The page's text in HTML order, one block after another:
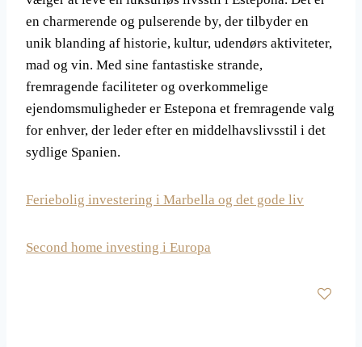
en charmerende og pulserende by, der tilbyder en
unik blanding af historie, kultur, udendørs aktiviteter,
mad og vin. Med sine fantastiske strande,
fremragende faciliteter og overkommelige
ejendomsmuligheder er Estepona et fremragende valg
for enhver, der leder efter en middelhavslivsstil i det
sydlige Spanien.
Feriebolig investering i Marbella og det gode liv
Second home investing i Europa